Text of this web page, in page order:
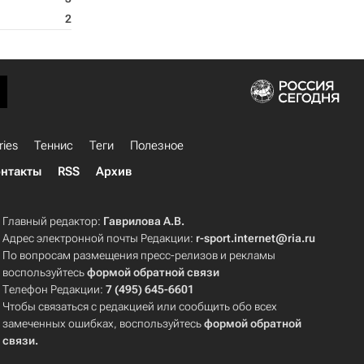
2
Теннис Теги
Полезное
RSS Архив
Главный редактор: Гаврилова А.В.
Адрес электронной почты Редакции: r-sport.internet@ria.ru
По вопросам размещения пресс-релизов и рекламы
воспользуйтесьформой обратной связи
Телефон Редакции:7 (495) 645-6601
Чтобы связаться с редакцией или сообщить обо всех
замеченных ошибках, воспользуйтесьформой обратной
связи.